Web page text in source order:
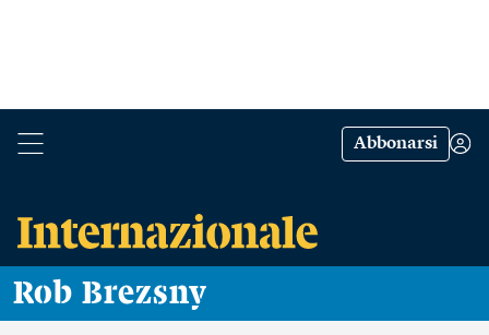
Abbonarsi
Rob Brezsny